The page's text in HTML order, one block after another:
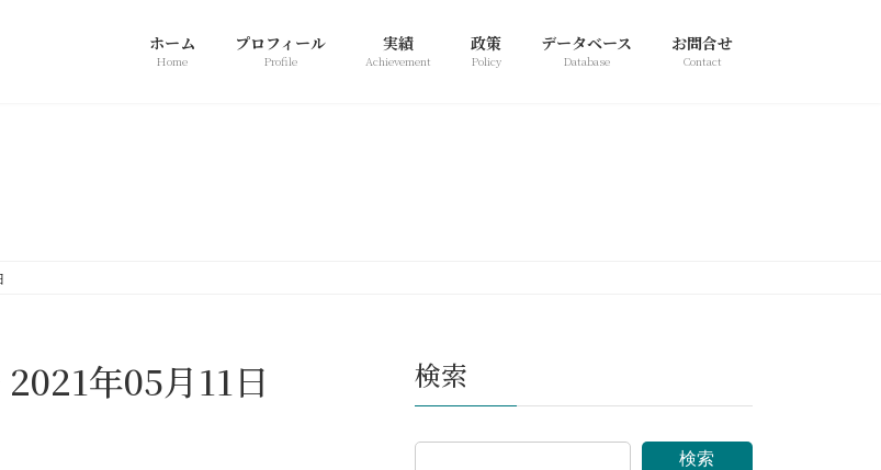
ホーム
Home
プロフィール
Profile
実績
Achievement
政策
Policy
データベース
Database
お問合せ
Contact
年05月11日 検索
検索